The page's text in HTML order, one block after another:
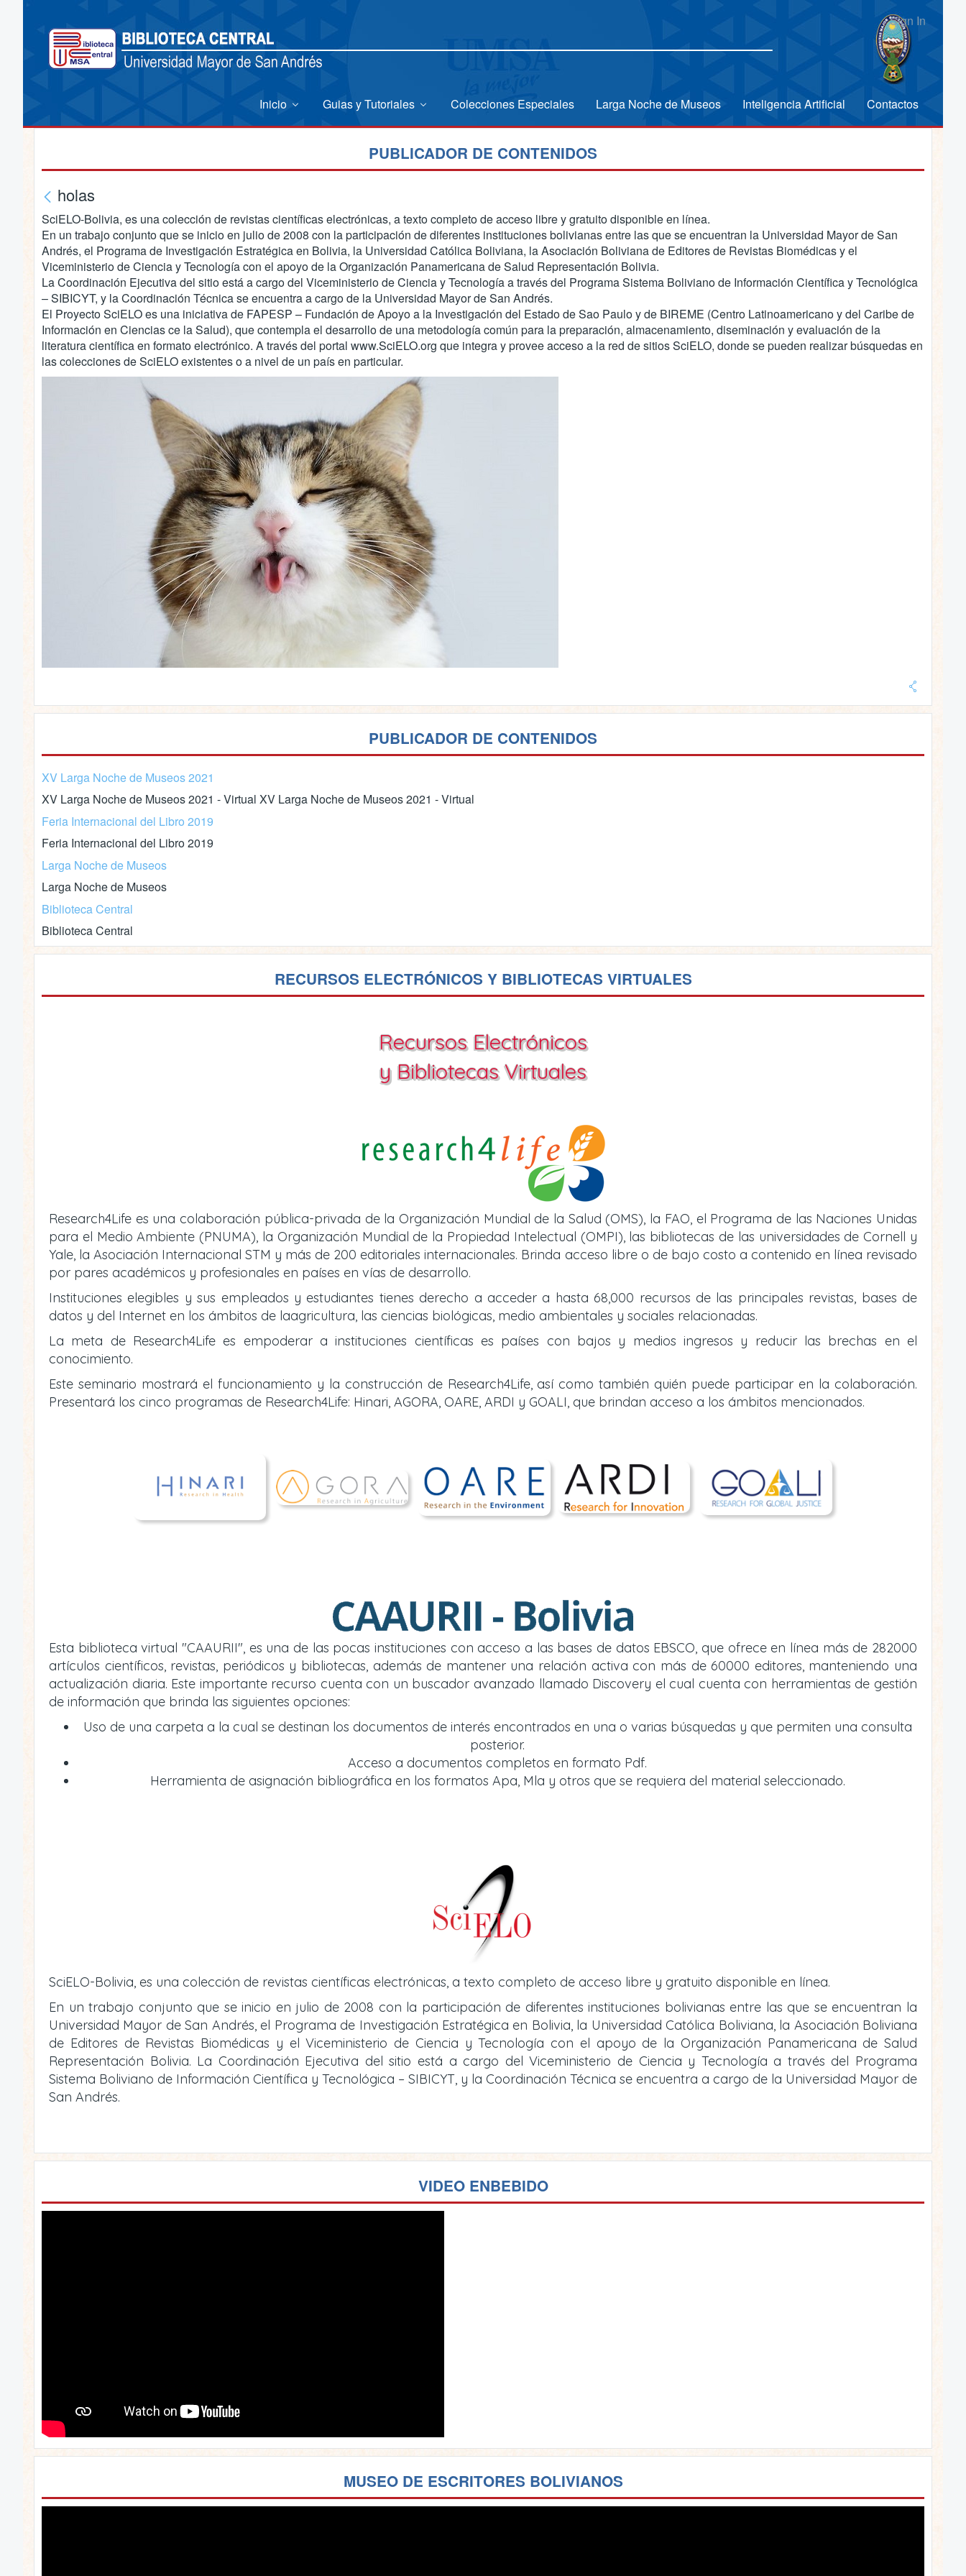
Sign In
Inicio Guias y Tutoriales Colecciones Especiales Larga Noche de Museos Inteligencia Artificial Contactos
PUBLICADOR DE CONTENIDOS
holas
SciELO-Bolivia, es una colección de revistas científicas electrónicas, a texto completo de acceso libre y gratuito disponible en línea.
En un trabajo conjunto que se inicio en julio de 2008 con la participación de diferentes instituciones bolivianas entre las que se encuentran la Universidad Mayor de San
Andrés, el Programa de Investigación Estratégica en Bolivia, la Universidad Católica Boliviana, la Asociación Boliviana de Editores de Revistas Biomédicas y el
Viceministerio de Ciencia y Tecnología con el apoyo de la Organización Panamericana de Salud Representación Bolivia.
La Coordinación Ejecutiva del sitio está a cargo del Viceministerio de Ciencia y Tecnología a través del Programa Sistema Boliviano de Información Científica y Tecnológica
– SIBICYT, y la Coordinación Técnica se encuentra a cargo de la Universidad Mayor de San Andrés.
El Proyecto SciELO es una iniciativa de FAPESP – Fundación de Apoyo a la Investigación del Estado de Sao Paulo y de BIREME (Centro Latinoamericano y del Caribe de
Información en Ciencias ce la Salud), que contempla el desarrollo de una metodología común para la preparación, almacenamiento, diseminación y evaluación de la
literatura científica en formato electrónico. A través del portal www.SciELO.org que integra y provee acceso a la red de sitios SciELO, donde se pueden realizar búsquedas en
las colecciones de SciELO existentes o a nivel de un país en particular.
PUBLICADOR DE CONTENIDOS
XV Larga Noche de Museos 2021
XV Larga Noche de Museos 2021 - Virtual XV Larga Noche de Museos 2021 - Virtual
Feria Internacional del Libro 2019
Feria Internacional del Libro 2019
Larga Noche de Museos
Larga Noche de Museos
Biblioteca Central
Biblioteca Central
RECURSOS ELECTRÓNICOS Y BIBLIOTECAS VIRTUALES
Recursos Electrónicos
y Bibliotecas Virtuales
Research4Life es una colaboración pública-privada de la Organización Mundial de la Salud (OMS), la FAO, el Programa de las Naciones Unidas
para el Medio Ambiente (PNUMA), la Organización Mundial de la Propiedad Intelectual (OMPI), las bibliotecas de las universidades de Cornell y
Yale, la Asociación Internacional STM y más de 200 editoriales internacionales. Brinda acceso libre o de bajo costo a contenido en línea revisado
por pares académicos y profesionales en países en vías de desarrollo.
Instituciones elegibles y sus empleados y estudiantes tienes derecho a acceder a hasta 68,000 recursos de las principales revistas, bases de
datos y del Internet en los ámbitos de laagricultura, las ciencias biológicas, medio ambientales y sociales relacionadas.
La meta de Research4Life es empoderar a instituciones científicas es países con bajos y medios ingresos y reducir las brechas en el
conocimiento.
Este seminario mostrará el funcionamiento y la construcción de Research4Life, así como también quién puede participar en la colaboración.
Presentará los cinco programas de Research4Life: Hinari, AGORA, OARE, ARDI y GOALI, que brindan acceso a los ámbitos mencionados.
Esta biblioteca virtual "CAAURII", es una de las pocas instituciones con acceso a las bases de datos EBSCO, que ofrece en línea más de 282000
artículos científicos, revistas, periódicos y bibliotecas, además de mantener una relación activa con más de 60000 editores, manteniendo una
actualización diaria. Este importante recurso cuenta con un buscador avanzado llamado Discovery el cual cuenta con herramientas de gestión
de información que brinda las siguientes opciones:
Uso de una carpeta a la cual se destinan los documentos de interés encontrados en una o varias búsquedas y que permiten una consulta
posterior.
Acceso a documentos completos en formato Pdf.
Herramienta de asignación bibliográfica en los formatos Apa, Mla y otros que se requiera del material seleccionado.
SciELO-Bolivia, es una colección de revistas científicas electrónicas, a texto completo de acceso libre y gratuito disponible en línea.
En un trabajo conjunto que se inicio en julio de 2008 con la participación de diferentes instituciones bolivianas entre las que se encuentran la
Universidad Mayor de San Andrés, el Programa de Investigación Estratégica en Bolivia, la Universidad Católica Boliviana, la Asociación Boliviana
de Editores de Revistas Biomédicas y el Viceministerio de Ciencia y Tecnología con el apoyo de la Organización Panamericana de Salud
Representación Bolivia. La Coordinación Ejecutiva del sitio está a cargo del Viceministerio de Ciencia y Tecnología a través del Programa
Sistema Boliviano de Información Científica y Tecnológica – SIBICYT, y la Coordinación Técnica se encuentra a cargo de la Universidad Mayor de
San Andrés.
VIDEO ENBEBIDO
MUSEO DE ESCRITORES BOLIVIANOS